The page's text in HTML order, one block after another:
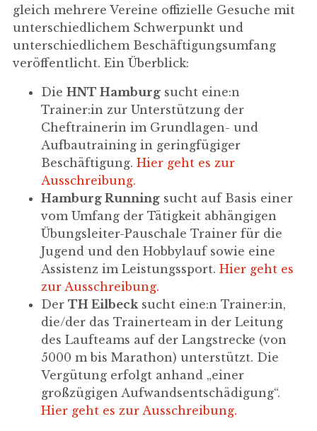
gleich mehrere Vereine offizielle Gesuche mit
unterschiedlichem Schwerpunkt und
unterschiedlichem Beschäftigungsumfang
veröffentlicht. Ein Überblick:
Die HNT Hamburg sucht eine:n
Trainer:in zur Unterstützung der
Cheftrainerin im Grundlagen- und
Aufbautraining in geringfügiger
Beschäftigung. Hier geht es zur
Ausschreibung.
Hamburg Running sucht auf Basis einer
vom Umfang der Tätigkeit abhängigen
Übungsleiter-Pauschale Trainer für die
Jugend und den Hobbylauf sowie eine
Assistenz im Leistungssport. Hier geht es
zur Ausschreibung.
Der TH Eilbeck sucht eine:n Trainer:in,
die/der das Trainerteam in der Leitung
des Laufteams auf der Langstrecke (von
5000 m bis Marathon) unterstützt. Die
Vergütung erfolgt anhand „einer
großzügigen Aufwandsentschädigung“.
Hier geht es zur Ausschreibung.